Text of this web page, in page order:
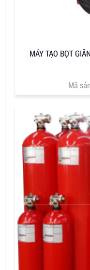
MÁY TẠO BỌT
Mã